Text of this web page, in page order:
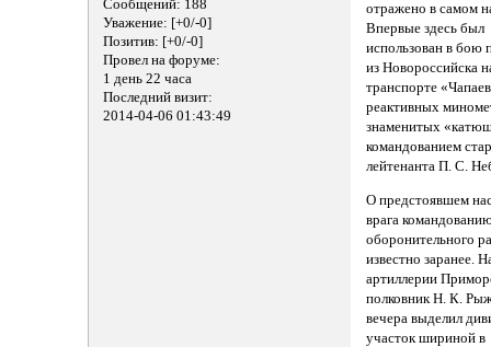
Сообщений: 188
Уважение: [+0/-0]
Позитив: [+0/-0]
Провел на форуме:
1 день 22 часа
Последний визит:
2014-04-06 01:43:49
отражено в самом
Впервые здесь был
использован в бою
из Новороссийска
транспорте
реактивных
знаменитых
командованием
лейтенанта П. С.
О предстоявшем
врага
оборонительного
известно заранее.
артиллерии
полковник Н. К.
вечера выделил
участок шириной в